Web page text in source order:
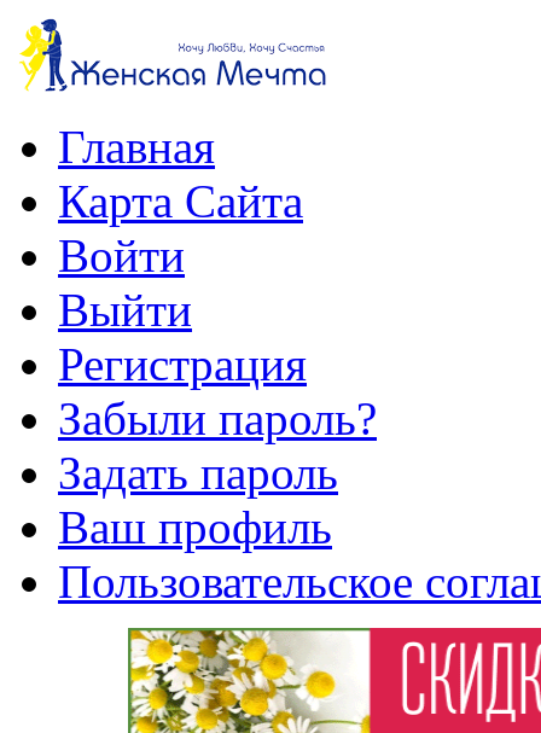
Главная
Карта Сайта
Войти
Выйти
Регистрация
Забыли пароль?
Задать пароль
Ваш профиль
Пользовательское